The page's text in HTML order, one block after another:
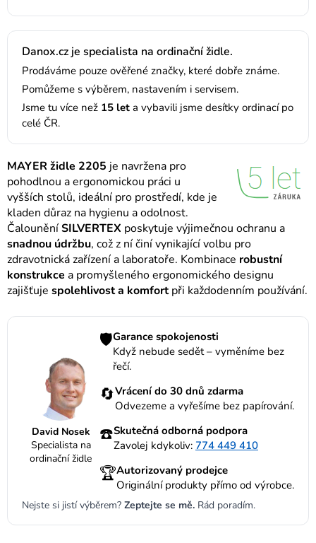
Danox.cz je specialista na ordinační židle.
Prodáváme pouze ověřené značky, které dobře známe.
Pomůžeme s výběrem, nastavením i servisem.
Jsme tu více než 15 let a vybavili jsme desítky ordinací po
celé ČR.
MAYER židle 2205 je navržena pro
pohodlnou a ergonomickou práci u
vyšších stolů, ideální pro prostředí, kde je
kladen důraz na hygienu a odolnost.
ČalouněníSILVERTEX poskytuje výjimečnou ochranu a
snadnou údržbu, což z ní činí vynikající volbu pro
zdravotnická zařízení a laboratoře. Kombinace robustní
konstrukce a promyšleného ergonomického designu
zajišťuje spolehlivost a komfortpři každodenním používání.
David Nosek
Specialista na
ordinační židle
🛡️Garance spokojenosti
Když nebude sedět – vyměníme bez
řečí.
🔄Vrácení do 30 dnů zdarma
Odvezeme a vyřešíme bez papírování.
☎️Skutečná odborná podpora
Zavolej kdykoliv: 774 449 410
🏆Autorizovaný prodejce
Originální produkty přímo od výrobce.
Nejste si jistí výběrem? Zeptejte se mě. Rád poradím.